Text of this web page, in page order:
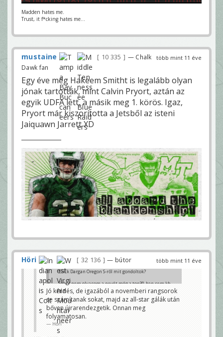
Madden hates me.
Trust, it f*cking hates me...
több mint 11 éve
mustaine 10 335
— Chalk
Dawk fan
Egy éve még Hakeem Smitht is legalább olyan
jónak tartották, mint Calvin Pryort, aztán az
egyik UDFA lett, a másik meg 1. körös. Igaz,
Pryort már kiszorította a Jetsből az isteni
Jaiquawn Jarrett XD
több mint 11 éve
Höri 32 136 — bútor
Erick Dargan Oregon S-ről mit gondoltok?
Sehol nem olvasom a nevét még a top30-ban sem kb.
a poziciós rankingekben, viszont majd minden
Oregon meccset megnézek és sztem fasza safety
lehetne belőle az NFL-ben.
Hulkeinstein
Jó kérdés, de igazából a novemberi rangsorok
se számítanak sokat, majd az all-star gálák után
bőven újrarendezgetik. Onnan meg
folyamatosan.
Höri